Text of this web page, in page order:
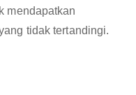
mendapatkan
tidak tertandingi.